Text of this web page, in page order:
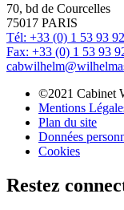
70, bd de Courcelles
75017 PARIS
Tél: +33 (0) 1 53 93
Fax: +33 (0) 1 53 93
©2021 Cabinet
Mentions
Plan du site
Données
Cookies
Restez